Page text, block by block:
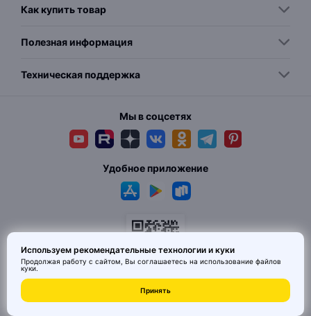
Как купить товар
Полезная информация
Техническая поддержка
Мы в соцсетях
© 2026 MAI HE MAI. Маркетплейс дизайнерских товаров со всего
Китая по ценам заводов. Все права защищены.
Удобное приложение
Используем рекомендательные технологии и куки
Продолжая работу с сайтом, Вы соглашаетесь на использование файлов
куки.
Принять